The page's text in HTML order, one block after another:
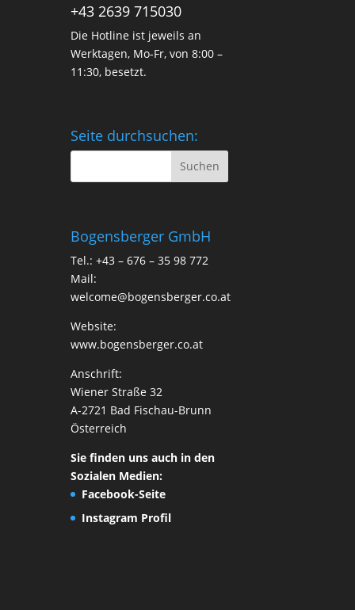
+43 2639 715030
Die Hotline ist jeweils an
Werktagen, Mo-Fr, von 8:00 –
11:30, besetzt.
Seite durchsuchen:
Bogensberger GmbH
Tel.: +43 – 676 – 35 98 772
Mail:
welcome@bogensberger.co.at
Website:
www.bogensberger.co.at
Anschrift:
Wiener Straße 32
A-2721 Bad Fischau-Brunn
Österreich
Sie finden uns auch in den
Sozialen Medien:
Facebook-Seite
Instagram Profil